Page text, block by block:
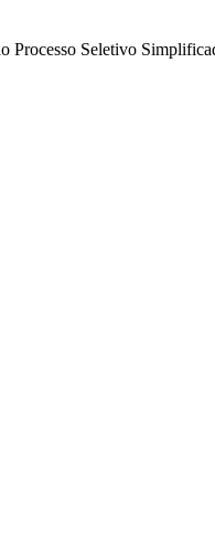
Processo Seletivo